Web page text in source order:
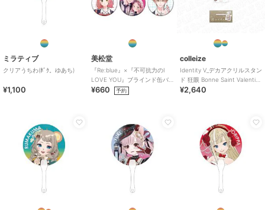
ミラティブ
クリアうちわ(ﾎﾞｸ。ゆあち)
¥1,100
美松堂
『Re:blue』×『不可抗力のI
LOVE YOU』ブラインド缶バ
ッジ（全6種）
¥660 予約
colleize
Identity V_デカアクリルスタン
ド 狂眼 Bonne Saint Valentin
ver.
¥2,640